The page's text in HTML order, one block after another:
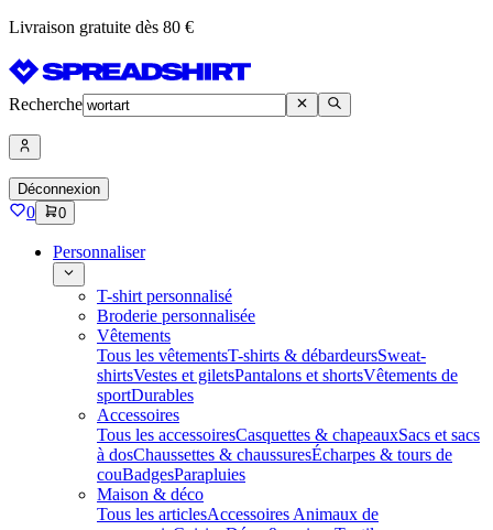
Livraison gratuite dès 80 €
Recherche
Déconnexion
0 0
Personnaliser
T-shirt personnalisé
Broderie personnalisée
Vêtements
Tous les vêtementsT-shirts & débardeursSweat-
shirtsVestes et giletsPantalons et shortsVêtements de
sportDurables
Accessoires
Tous les accessoiresCasquettes & chapeauxSacs et sacs
à dosChaussettes & chaussuresÉcharpes & tours de
couBadgesParapluies
Maison & déco
Tous les articlesAccessoires Animaux de